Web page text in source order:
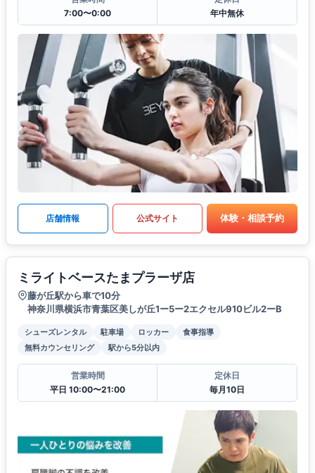
7:00〜0:00
年中無休
店舗情報 公式サイト 体験・相談予約
ミライトベースたまプラーザ店
藤が丘駅から車で10分
神奈川県横浜市青葉区美しが丘1ー5ー2エクセル910ビル2ーB
シューズレンタル 駐車場 ロッカー
食事指導
無料カウンセリング
駅から5分以内
営業時間
平日 10:00〜21:00
定休日
毎月10日